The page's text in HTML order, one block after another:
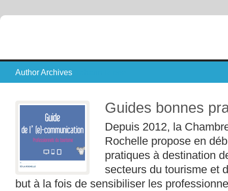
Author Archives
Guides bonnes
Depuis 2012, la
Rochelle propose en
pratiques à destination
secteurs du tourisme et
but à la fois de sensibiliser les